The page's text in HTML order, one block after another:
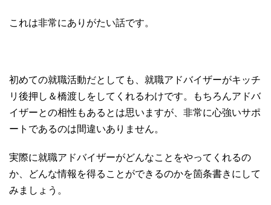
これは非常にありがたい話です。
初めての就職活動だとしても、就職アドバイザーがキッチ
リ後押し＆橋渡しをしてくれるわけです。もちろんアドバ
イザーとの相性もあるとは思いますが、非常に心強いサポ
ートであるのは間違いありません。
実際に就職アドバイザーがどんなことをやってくれるの
か、どんな情報を得ることができるのかを箇条書きにして
みましょう。